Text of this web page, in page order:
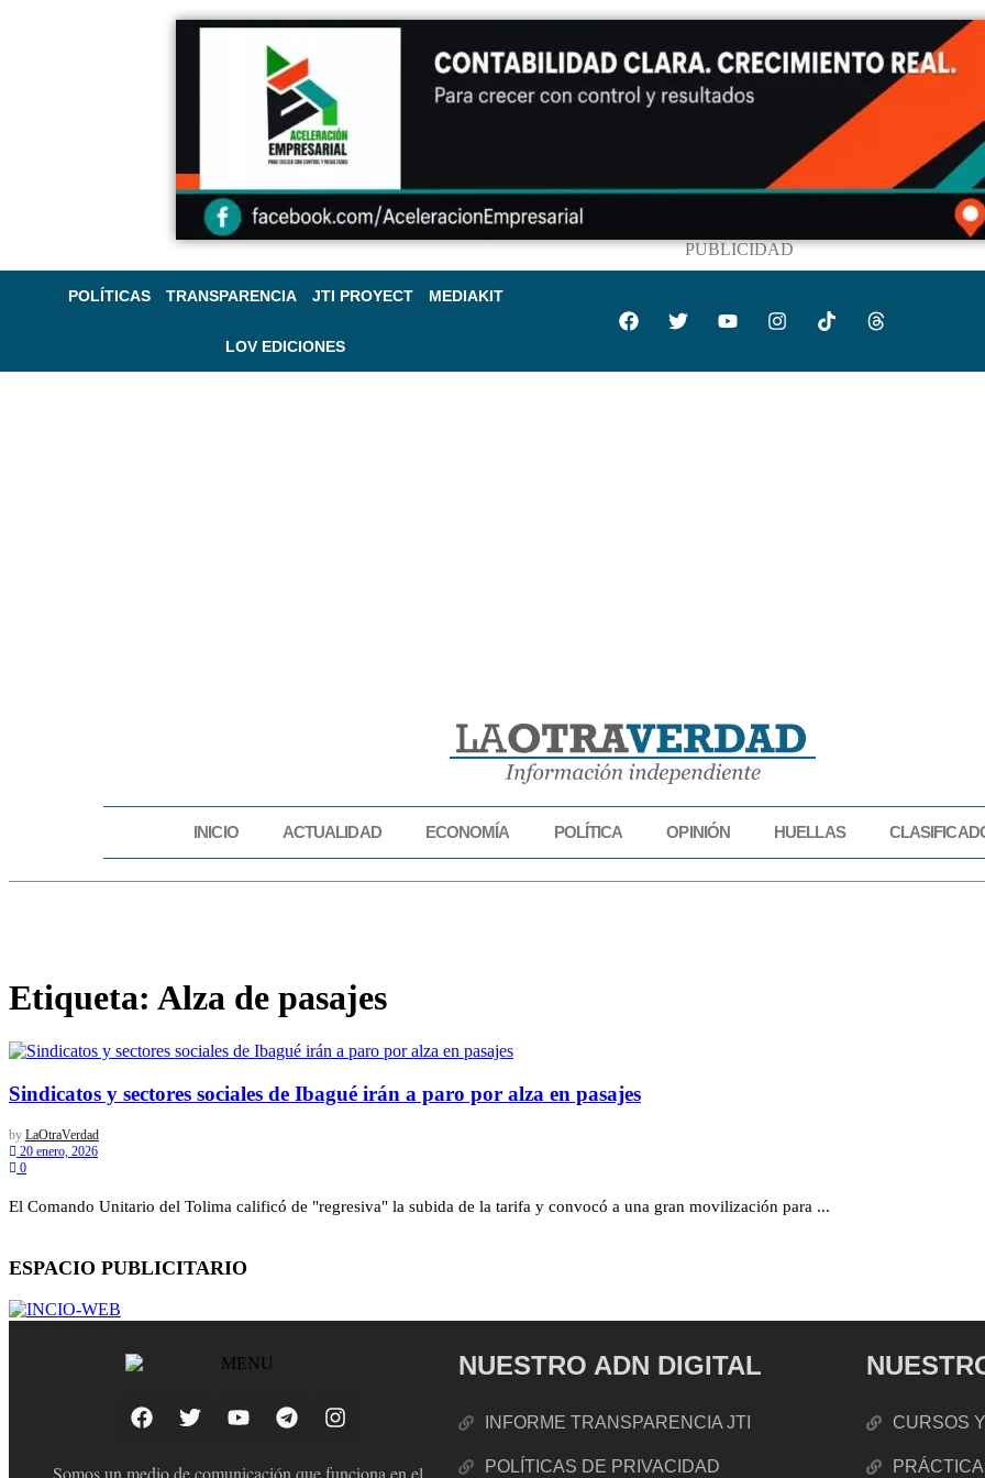
PUBLICIDAD
POLÍTICAS TRANSPARENCIA JTI PROYECT MEDIAKIT
LOV EDICIONES
INICIO ACTUALIDAD ECONOMÍA POLÍTICA OPINIÓN HUELLAS
Etiqueta: Alza de pasajes
Sindicatos y sectores sociales de Ibagué irán a paro por alza en pasajes
by LaOtraVerdad
20 enero, 2026
0
El Comando Unitario del Tolima calificó de "regresiva" la subida de la tarifa y convocó a una gran movilización para ...
ESPACIO PUBLICITARIO
Somos un medio de comunicación que funciona en el
NUESTRO ADN DIGITAL
INFORME TRANSPARENCIA JTI
POLÍTICAS DE PRIVACIDAD
CURSOS